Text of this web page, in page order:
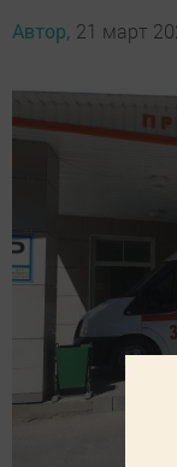
Автор, 21 март